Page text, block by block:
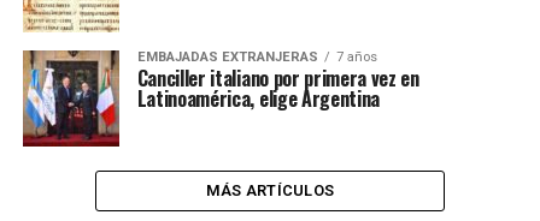
EMBAJADAS EXTRANJERAS 7 años
Canciller italiano por primera vez en
Latinoamérica, elige Argentina
MÁS ARTÍCULOS